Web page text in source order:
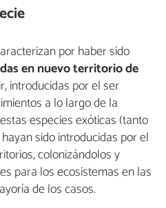
por haber sido
en nuevo territorio de
introducidas por el ser
a lo largo de la
especies exóticas (tanto
sido introducidas por el
colonizándolos y
para los ecosistemas en las
de los casos.